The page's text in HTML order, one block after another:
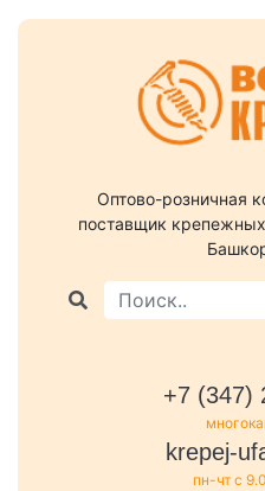
Оптово-розничная
поставщик
+7 (347)
krepej-
пн-чт с